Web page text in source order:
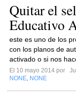
Quitar el
Educativo
este es uno de los
con los planos de
activado o si nos
El 10 mayo 2014 por
NONE NONE